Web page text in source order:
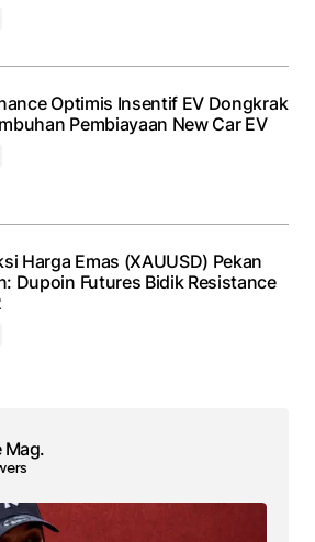
Optimis Insentif EV Dongkrak
Pembiayaan New Car EV
Harga Emas (XAUUSD) Pekan
Dupoin Futures Bidik Resistance
Mag.